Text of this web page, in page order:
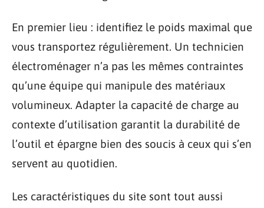
En premier lieu : identifiez le poids maximal que
vous transportez régulièrement. Un technicien
électroménager n’a pas les mêmes contraintes
qu’une équipe qui manipule des matériaux
volumineux. Adapter la capacité de charge au
contexte d’utilisation garantit la durabilité de
l’outil et épargne bien des soucis à ceux qui s’en
servent au quotidien.
Les caractéristiques du site sont tout aussi